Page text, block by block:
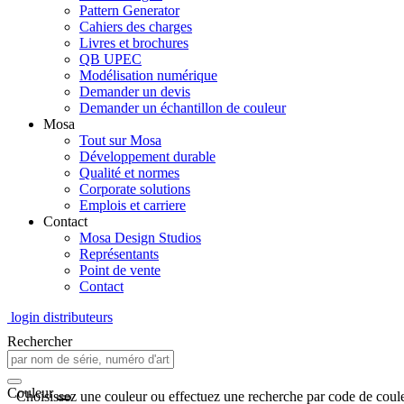
Pattern Generator
Cahiers des charges
Livres et brochures
QB UPEC
Modélisation numérique
Demander un devis
Demander un échantillon de couleur
Mosa
Tout sur Mosa
Développement durable
Qualité et normes
Corporate solutions
Emplois et carriere
Contact
Mosa Design Studios
Représentants
Point de vente
Contact
login distributeurs
Rechercher
Couleur
Choisissez une couleur ou effectuez une recherche par code de